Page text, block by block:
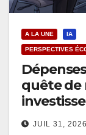
A LA UNE IA
PERSPECTIVES
quête de
JUIL 31, 2026